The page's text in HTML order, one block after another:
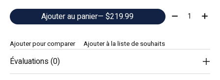
Ajouter au panier
— $219.99 Quantité:
Ajouter pour comparer Ajouter à la liste de souhaits
Évaluations (0)